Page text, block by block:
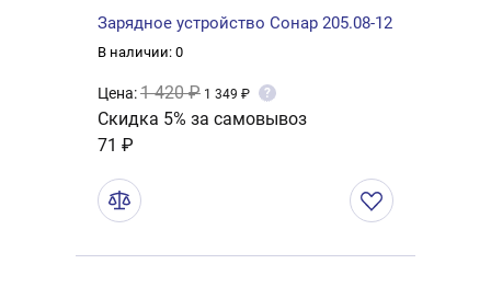
Зарядное устройство Сонар 205.08-12
В наличии: 0
Цена:1 420 ₽ 1 349 ₽ ?
Скидка 5% за самовывоз
71 ₽